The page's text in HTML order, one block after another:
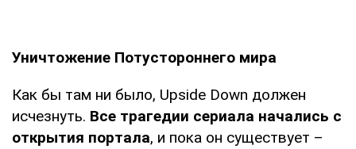
Уничтожение Потустороннего мира
Как бы там ни было, Upside Down должен
исчезнуть. Все трагедии сериала начались с
открытия портала, и пока он существует –